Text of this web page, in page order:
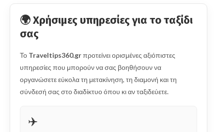
🌍 Χρήσιμες υπηρεσίες για το ταξίδι
σας
Το Traveltips360.grπροτείνει ορισμένες αξιόπιστες
υπηρεσίες που μπορούν να σας βοηθήσουν να
οργανώσετε εύκολα τη μετακίνηση, τη διαμονή και τη
σύνδεσή σας στο διαδίκτυο όπου κι αν ταξιδεύετε.
✈️